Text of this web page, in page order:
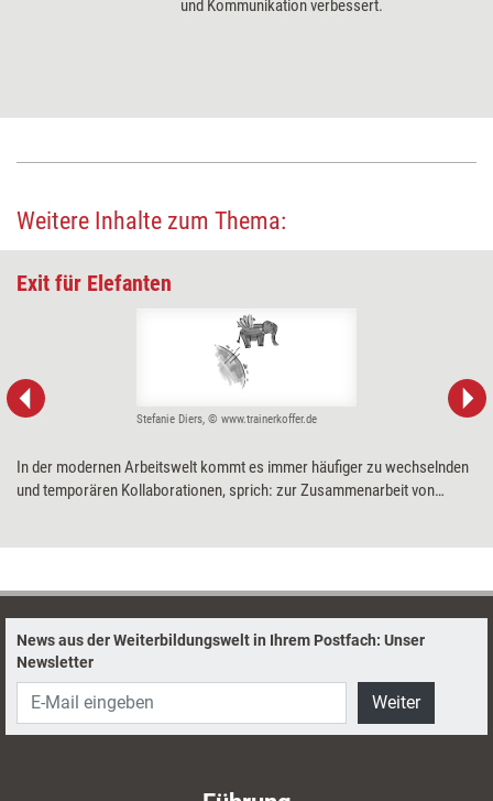
und Kommunikation verbessert.
Weitere Inhalte zum Thema:
Exit für Elefanten
Stefanie Diers, © www.trainerkoffer.de
In der modernen Arbeitswelt kommt es immer häufiger zu wechselnden
und temporären Kollaborationen, sprich: zur Zusammenarbeit von
News aus der Weiterbildungswelt in Ihrem Postfach: Unser
Newsletter
Weiter